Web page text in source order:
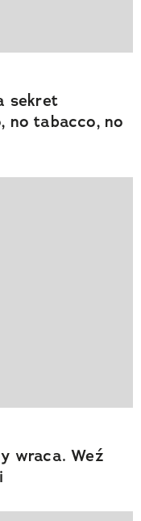
sekret
no tabacco, no
wraca. Weź